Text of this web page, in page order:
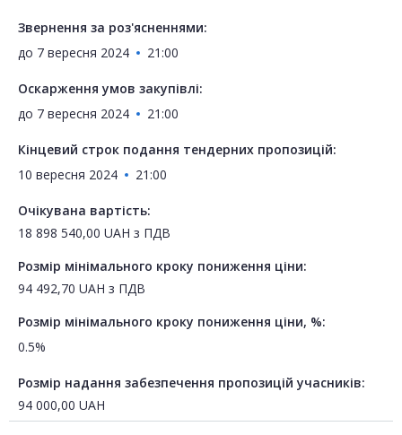
Звернення за роз'ясненнями:
до 7 вересня 2024 21:00
Оскарження умов закупівлі:
до 7 вересня 2024 21:00
Кінцевий строк подання тендерних пропозицій:
10 вересня 2024
21:00
Очікувана вартість:
18 898 540,00 UAH з ПДВ
Розмір мінімального кроку пониження ціни:
94 492,70 UAH з ПДВ
Розмір мінімального кроку пониження ціни, %:
0.5%
Розмір надання забезпечення пропозицій учасників:
94 000,00 UAH